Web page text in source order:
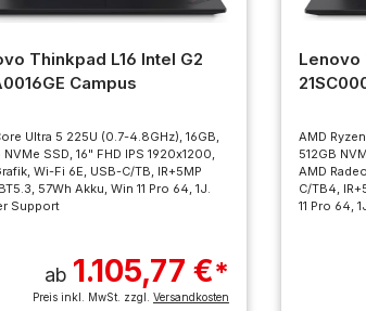
Thinkpad L16 Intel G2
Campus
Ultra 5 225U (0.7-4.8GHz), 16GB,
NVMe SSD, 16" FHD IPS 1920x1200,
Wi-Fi 6E, USB-C/TB, IR+5MP
57Wh Akku, Win 11 Pro 64, 1J.
Support
ab 1.105,77 €*
Preis inkl. MwSt. zzgl. Versandkosten
Lenovo
AMD
512GB
AMD
C/TB4,
11 Pro 64,